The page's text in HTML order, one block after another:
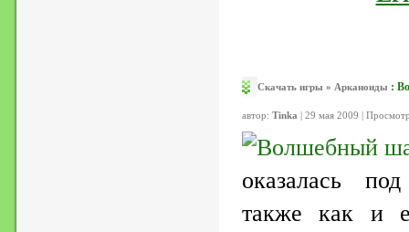
Скачать игры » Арканоиды :
автор: Tinka | 29 мая 2009 |
оказалась
также как и